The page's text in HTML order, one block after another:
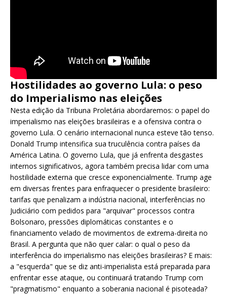
Hostilidades ao governo Lula: o peso
do Imperialismo nas eleições
Nesta edição da Tribuna Proletária abordaremos: o papel do
imperialismo nas eleições brasileiras e a ofensiva contra o
governo Lula. O cenário internacional nunca esteve tão tenso.
Donald Trump intensifica sua truculência contra países da
América Latina. O governo Lula, que já enfrenta desgastes
internos significativos, agora também precisa lidar com uma
hostilidade externa que cresce exponencialmente. Trump age
em diversas frentes para enfraquecer o presidente brasileiro:
tarifas que penalizam a indústria nacional, interferências no
Judiciário com pedidos para "arquivar" processos contra
Bolsonaro, pressões diplomáticas constantes e o
financiamento velado de movimentos de extrema-direita no
Brasil. A pergunta que não quer calar: o qual o peso da
interferência do imperialismo nas eleições brasileiras? E mais:
a "esquerda" que se diz anti-imperialista está preparada para
enfrentar esse ataque, ou continuará tratando Trump com
"pragmatismo" enquanto a soberania nacional é pisoteada?